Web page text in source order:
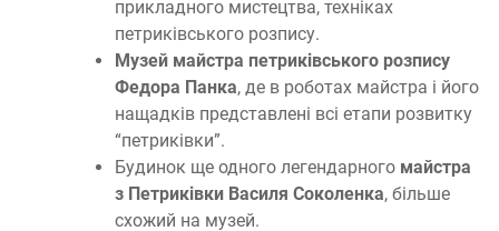
прикладного мистецтва, техніках
петриківського розпису.
Музей майстра петриківського розпису
Федора Панка, де в роботах майстра і його
нащадків представлені всі етапи розвитку
“петриківки”.
Будинок ще одного легендарного майстра
з Петриківки Василя Соколенка, більше
схожий на музей.